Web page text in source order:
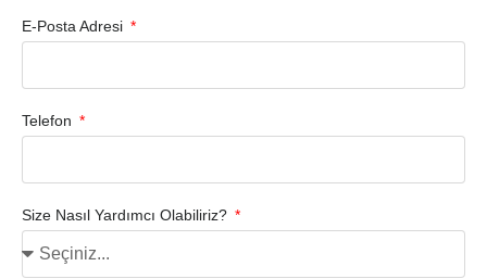
E-Posta Adresi
Telefon
Size Nasıl Yardımcı Olabiliriz?